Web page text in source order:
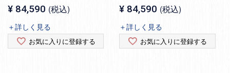
¥ 84,590 税込
＋詳しく見る
お気に入りに登録する
¥ 84,590 税込
＋詳しく見る
お気に入りに登録する